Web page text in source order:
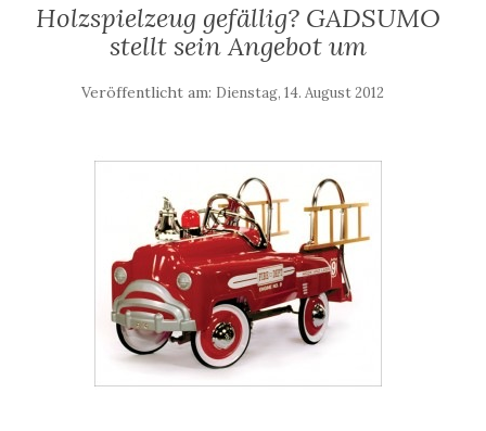
Holzspielzeug gefällig? GADSUMO
stellt sein Angebot um
Veröffentlicht am: Dienstag, 14. August 2012